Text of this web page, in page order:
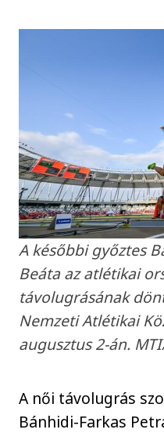
A későbbi győztes
Beáta az atlétikai
távolugrásának
Nemzeti Atlétikai
augusztus 2-án.
A női távolugrás
Bánhidi-Farkas